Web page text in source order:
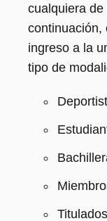
cualquiera
continuación,
ingreso a la
tipo de